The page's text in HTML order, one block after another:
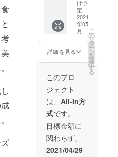
約6ヶ月
5月下旬
茨城県
つくば
市内で
開催予
定。 現
交通費
は各自
ご負担
くださ
い。 ※
クール
便で配
送させ
て頂き
ます。
パック
(４本) +
薬膳お
こわ1
パック
(180g×
2食) ※
クール
便で配
送させ
て頂き
ます。
※送料込
み ※賞
味期限
約6ヶ月
け予
定：
2021
年05
月
詳細を見る
こ
の
リ
タ
ー
ン
を
選
択
す
る
このプロ
ジェクト
は、 All-In方
式です。
目標金額に
関わらず、
2021/04/29